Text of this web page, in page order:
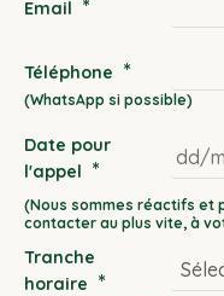
Email *
Téléphone *
Date pour
l'appel *
DD
slash
MM
Tranche
horaire *